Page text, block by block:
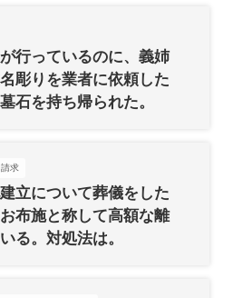
行っているのに、義姉
彫りを業者に依頼した
石を持ち帰られた。
求
立について葬儀をした
布施と称して高額な離
る。対処法は。